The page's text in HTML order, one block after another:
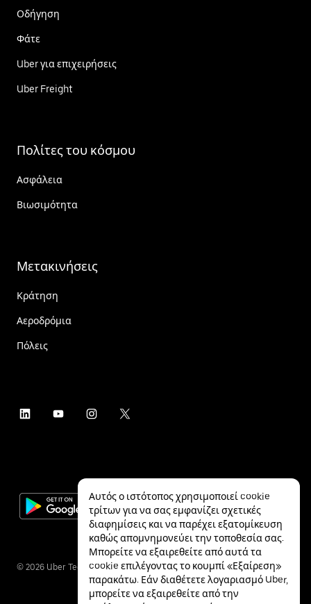
Οδήγηση
Φάτε
Uber για επιχειρήσεις
Uber Freight
Πολίτες του κόσμου
Ασφάλεια
Βιωσιμότητα
Μετακινήσεις
Κράτηση
Αεροδρόμια
Πόλεις
© 2026 Uber Technologies Inc.
Αυτός ο ιστότοπος χρησιμοποιεί cookie
τρίτων για να σας εμφανίζει σχετικές
διαφημίσεις και να παρέχει εξατομίκευση
καθώς απομνημονεύει την τοποθεσία σας.
Μπορείτε να εξαιρεθείτε από αυτά τα
cookie επιλέγοντας το κουμπί «Εξαίρεση»
παρακάτω. Εάν διαθέτετε λογαριασμό Uber,
μπορείτε να εξαιρεθείτε από την